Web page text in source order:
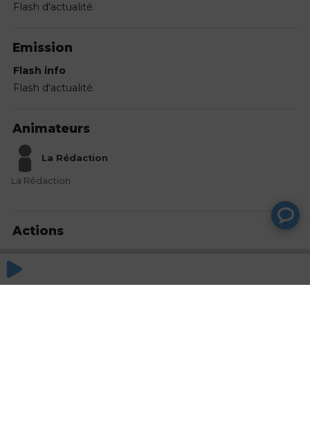
Flash d'actualité.
Emission
Flash info
Flash d'actualité.
Animateurs
La Rédaction
La Rédaction
Actions